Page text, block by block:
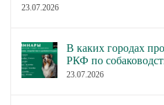
23.07.2026
В каких городах
РКФ по
23.07.2026